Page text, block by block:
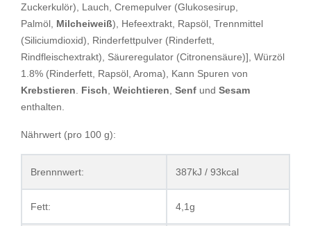
Zuckerkulör), Lauch, Cremepulver (Glukosesirup,
Palmöl, Milcheiweiß), Hefeextrakt, Rapsöl, Trennmittel
(Siliciumdioxid), Rinderfettpulver (Rinderfett,
Rindfleischextrakt), Säureregulator (Citronensäure)], Würzöl
1.8% (Rinderfett, Rapsöl, Aroma), Kann Spuren von
Krebstieren
Fisch Weichtieren Senf und Sesam
enthalten.
Nährwert (pro 100 g):
Brennnwert: 387kJ / 93kcal
Fett: 4,1g